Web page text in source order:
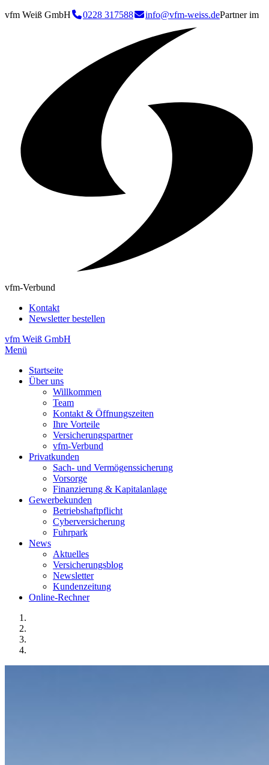
vfm Weiß GmbH 0228 317588 info@vfm-weiss.dePartner im
vfm-Verbund
Kontakt
Newsletter bestellen
vfm Weiß GmbH
Menü
Startseite
Über uns
Willkommen
Team
Kontakt & Öffnungszeiten
Ihre Vorteile
Versicherungspartner
vfm-Verbund
Privatkunden
Sach- und Vermögenssicherung
Vorsorge
Finanzierung & Kapitalanlage
Gewerbekunden
Betriebshaftpflicht
Cyberversicherung
Fuhrpark
News
Aktuelles
Versicherungsblog
Newsletter
Kundenzeitung
Online-Rechner